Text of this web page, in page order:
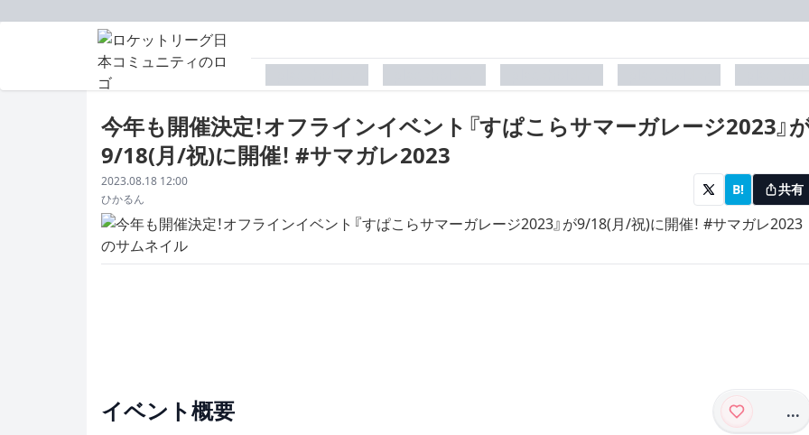
今年も開催決定！オフラインイベント『すぱこらサマーガレージ2023』
9/18(月/祝)に開催！ #サマガレ2023
配信日
2023.08.18 12:00
著者
ひかるん
B! 共有
...
イベント概要